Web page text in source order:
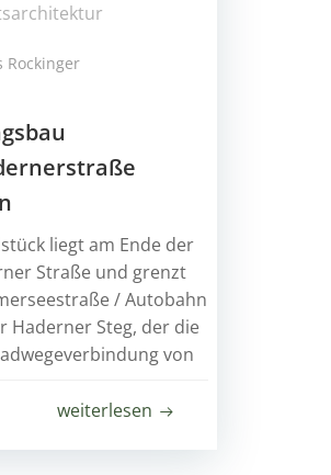
Rockinger
liegt am Ende der
Straße und grenzt
/ Autobahn
Haderner Steg, der die
von
der Autobahn
weiterlesen